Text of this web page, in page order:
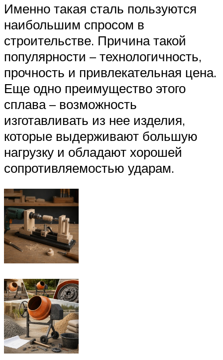
Именно такая сталь пользуются
наибольшим спросом в
строительстве. Причина такой
популярности – технологичность,
прочность и привлекательная цена.
Еще одно преимущество этого
сплава – возможность
изготавливать из нее изделия,
которые выдерживают большую
нагрузку и обладают хорошей
сопротивляемостью ударам.